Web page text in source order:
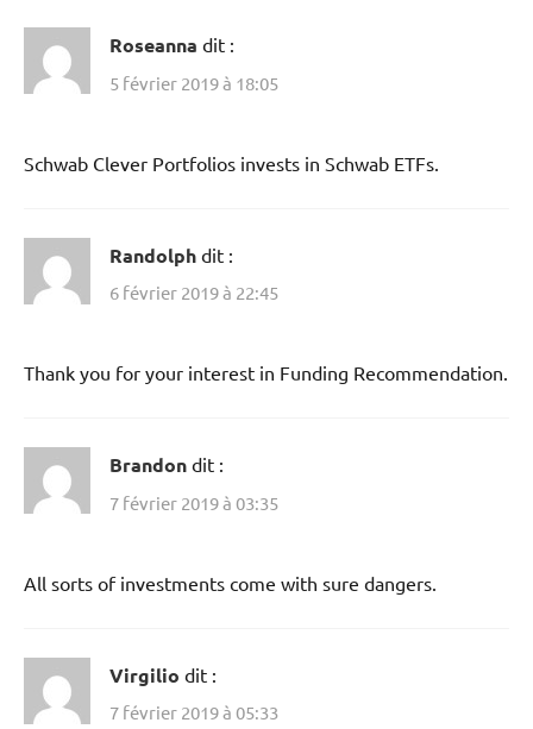
Roseanna dit :
5 février 2019 à 18:05
Schwab Clever Portfolios invests in Schwab ETFs.
Randolph dit :
6 février 2019 à 22:45
Thank you for your interest in Funding Recommendation.
Brandon dit :
7 février 2019 à 03:35
All sorts of investments come with sure dangers.
Virgilio dit :
7 février 2019 à 05:33